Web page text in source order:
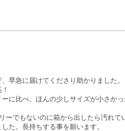
早急に届けてくださり助かりました。
に比べ、ほんの少しサイズが小さか
ーでもないのに箱から出したら汚れて
た。長持ちする事を願います。